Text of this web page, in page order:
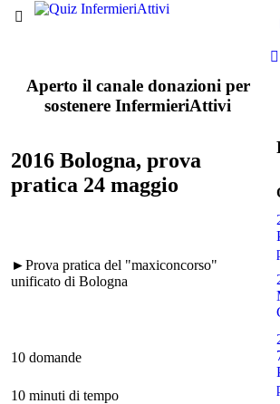
Aperto il canale donazioni per
sostenere InfermieriAttivi
2016 Bologna, prova
pratica 24 maggio
►Prova pratica del "maxiconcorso"
unificato di Bologna
10 domande
10 minuti di tempo